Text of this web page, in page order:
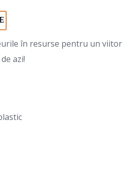
în resurse pentru un viitor
azi!